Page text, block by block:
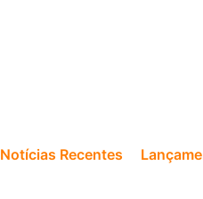
Notícias Recentes